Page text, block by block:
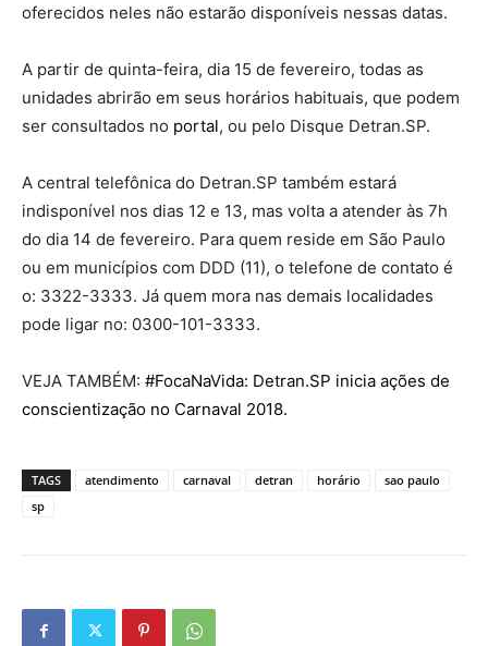
oferecidos neles não estarão disponíveis nessas datas.
A partir de quinta-feira, dia 15 de fevereiro, todas as
unidades abrirão em seus horários habituais, que podem
ser consultados no portal, ou pelo Disque Detran.SP.
A central telefônica do Detran.SP também estará
indisponível nos dias 12 e 13, mas volta a atender às 7h
do dia 14 de fevereiro. Para quem reside em São Paulo
ou em municípios com DDD (11), o telefone de contato é
o: 3322-3333. Já quem mora nas demais localidades
pode ligar no: 0300-101-3333.
VEJA TAMBÉM: #FocaNaVida: Detran.SP inicia ações de
conscientização no Carnaval 2018.
TAGS atendimento carnaval detran horário
sao paulo
sp